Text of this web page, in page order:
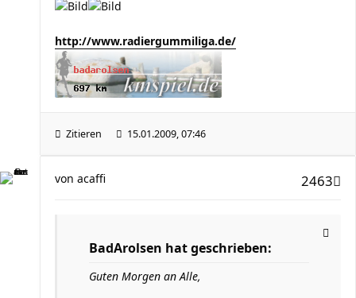
http://www.radiergummiliga.de/
Zitieren 15.01.2009, 07:46
2463
von acaffi
BadArolsen hat geschrieben:
Guten Morgen an Alle,